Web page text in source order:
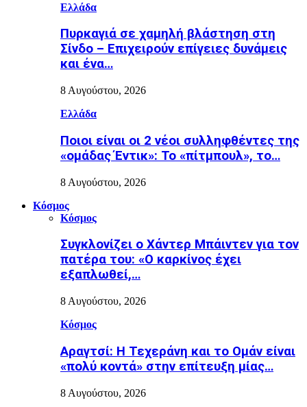
Ελλάδα
Πυρκαγιά σε χαμηλή βλάστηση στη
Σίνδο – Επιχειρούν επίγειες δυνάμεις
και ένα…
8 Αυγούστου, 2026
Ελλάδα
Ποιοι είναι οι 2 νέοι συλληφθέντες της
«ομάδας Έντικ»: Το «πίτμπουλ», το…
8 Αυγούστου, 2026
Κόσμος
Κόσμος
Συγκλονίζει ο Χάντερ Μπάιντεν για τον
πατέρα του: «Ο καρκίνος έχει
εξαπλωθεί,…
8 Αυγούστου, 2026
Κόσμος
Αραγτσί: Η Τεχεράνη και το Ομάν είναι
«πολύ κοντά» στην επίτευξη μίας…
8 Αυγούστου, 2026